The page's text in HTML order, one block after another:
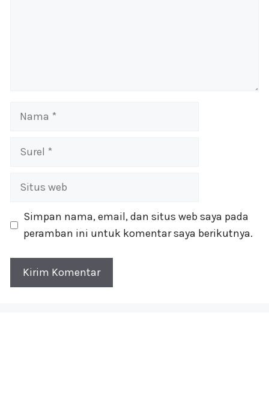
Nama
Surel
Situs
Simpan nama, email, dan situs web saya pada
peramban ini untuk komentar saya berikutnya.